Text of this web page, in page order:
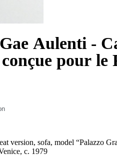
Aulenti -
pour le
two-seat version, sofa, model “Palazzo
c. 1979